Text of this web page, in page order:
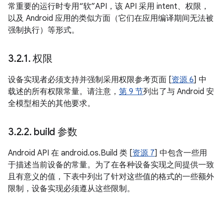
常重要的运行时专用“软”API，该 API 采用 intent、权限，
以及 Android 应用的类似方面（它们在应用编译期间无法被
强制执行）等形式。
3.2.1. 权限
设备实现者必须支持并强制采用权限参考页面 [资源 6] 中
载述的所有权限常量。请注意， 第 9 节列出了与 Android 安
全模型相关的其他要求。
3.2.2. build 参数
Android API 在 android.os.Build 类 [资源 7] 中包含一些用
于描述当前设备的常量。为了在各种设备实现之间提供一致
且有意义的值，下表中列出了针对这些值的格式的一些额外
限制，设备实现必须遵从这些限制。